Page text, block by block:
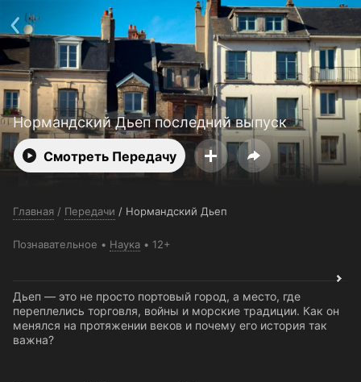
Нормандский Дьеп последний выпуск
Смотреть Передачу
Главная / Передачи / Нормандский Дьеп
Познавательное Наука 12+
Дьеп — это не просто портовый город, а место, где
переплелись торговля, войны и морские традиции. Как он
менялся на протяжении веков и почему его история так
важна?
Поддержка: support@24h.tv
О сервисе
Пользовательское соглашение
Политика конфиденциальности
Для партнёров
Открыть приложение
Ввести промокод
Установить на ТВ
Бесплатные каналы Контакты